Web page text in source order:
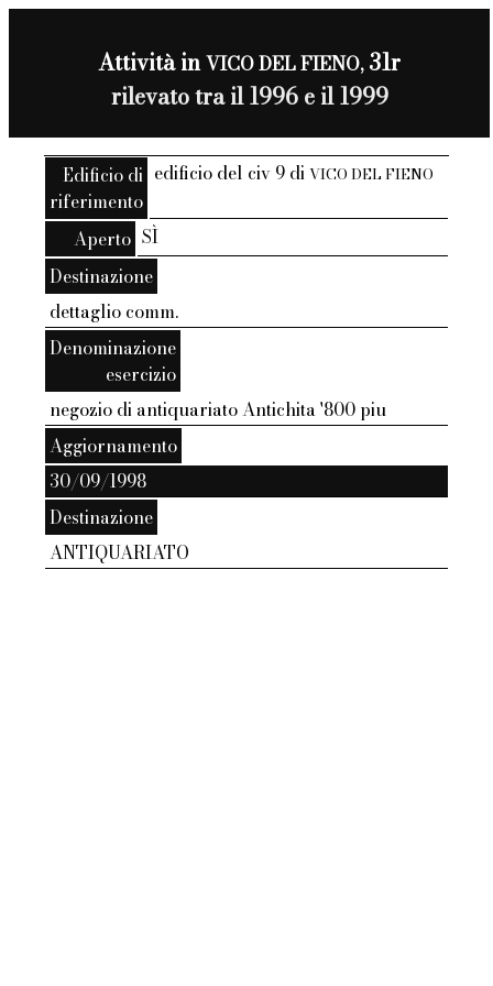
Attività inVICO DEL FIENO,31r
rilevato tra il 1996 e il 1999
Edificio di
riferimento
edificio del civ 9 diVICO DEL FIENO
Aperto SÌ
Destinazione
dettaglio comm.
Denominazione
esercizio
negozio di antiquariato Antichita '800 piu
Aggiornamento
30/09/1998
Destinazione
ANTIQUARIATO